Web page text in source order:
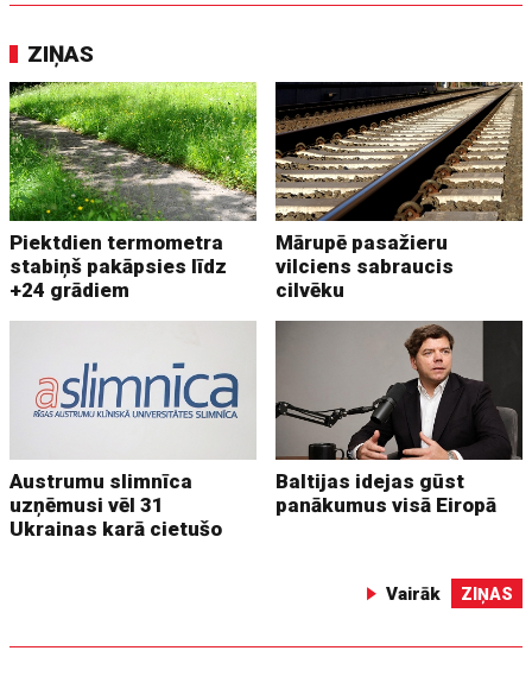
ZIŅAS
Piektdien termometra
stabiņš pakāpsies līdz
+24 grādiem
Mārupē pasažieru
vilciens sabraucis
cilvēku
Austrumu slimnīca
uzņēmusi vēl 31
Ukrainas karā cietušo
Baltijas idejas gūst
panākumus visā Eiropā
Vairāk ZIŅAS